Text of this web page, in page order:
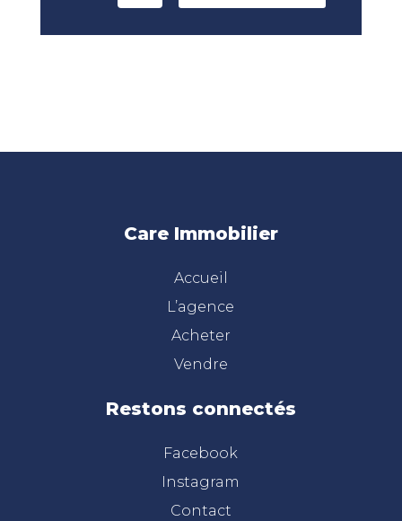
Care Immobilier
Accueil
L’agence
Acheter
Vendre
Restons connectés
Facebook
Instagram
Contact